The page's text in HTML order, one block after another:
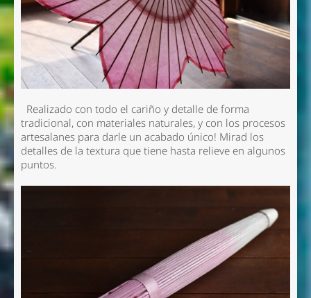
Realizado con todo el cariño y detalle de forma
tradicional, con materiales naturales, y con los procesos
artesalanes para darle un acabado único! Mirad los
detalles de la textura que tiene hasta relieve en algunos
puntos.